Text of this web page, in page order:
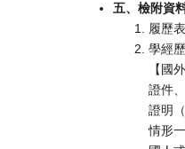
五、檢附資
履歷
學經
【國
證件
證明
情形